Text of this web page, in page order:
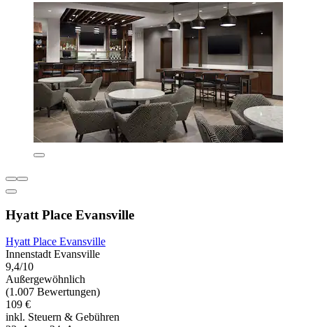
Hyatt Place Evansville
Hyatt Place Evansville
Innenstadt Evansville
9,4/10
Außergewöhnlich
(1.007 Bewertungen)
109 €
inkl. Steuern & Gebühren